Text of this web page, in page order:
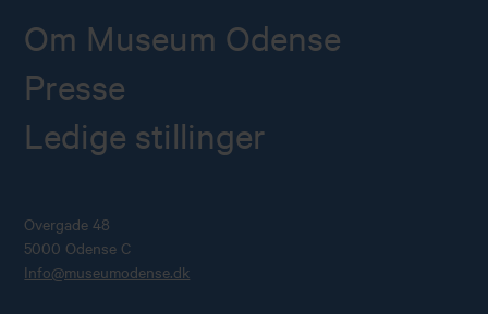
Om Museum Odense
Presse
Ledige stillinger
Overgade 48
5000 Odense C
Info@museumodense.dk